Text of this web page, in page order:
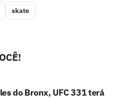
skate
do Bronx, UFC 331 terá